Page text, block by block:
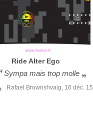
Ride Alter Ego
Sympa mais trop molle
Rafael Brownshvaig, 16 déc. 15